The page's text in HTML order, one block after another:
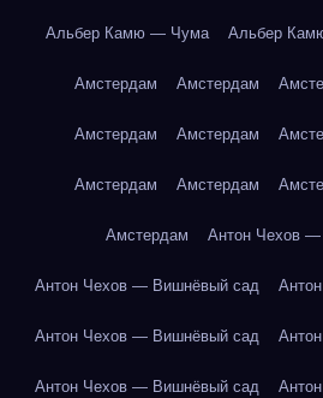
Альбер Камю — Чума Альбер
Амстердам Амстердам
Амстердам Амстердам
Амстердам Амстердам
Амстердам Антон Чехов
Антон Чехов — Вишнёвый сад
Антон Чехов — Вишнёвый сад
Антон Чехов — Вишнёвый сад